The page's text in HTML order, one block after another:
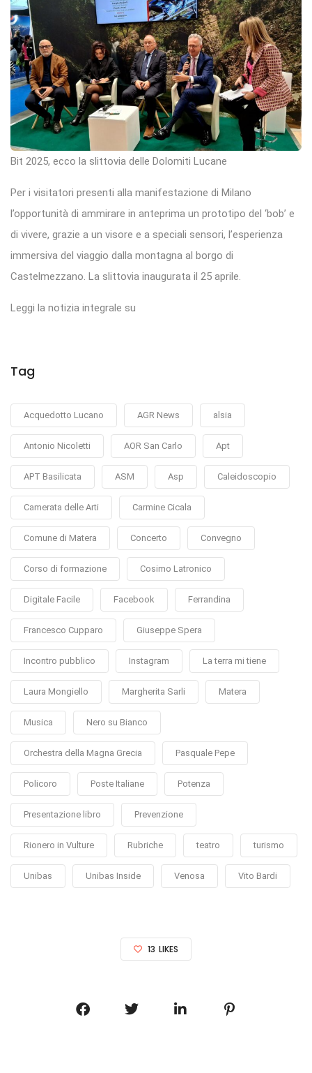
Bit 2025, ecco la slittovia delle Dolomiti Lucane
Per i visitatori presenti alla manifestazione di Milano
l’opportunità di ammirare in anteprima un prototipo del ‘bob’ e
di vivere, grazie a un visore e a speciali sensori, l’esperienza
immersiva del viaggio dalla montagna al borgo di
Castelmezzano. La slittovia inaugurata il 25 aprile.
Leggi la notizia integrale su
Tag
Acquedotto Lucano AGR News alsia
Antonio Nicoletti AOR San Carlo Apt
APT Basilicata ASM Asp Caleidoscopio
Camerata delle Arti Carmine Cicala
Comune di Matera Concerto Convegno
Corso di formazione Cosimo Latronico
Digitale Facile Facebook Ferrandina
Francesco Cupparo Giuseppe Spera
Incontro pubblico Instagram La terra mi tiene
Laura Mongiello Margherita Sarli Matera
Musica Nero su Bianco
Orchestra della Magna Grecia Pasquale Pepe
Policoro Poste Italiane Potenza
Presentazione libro Prevenzione
Rionero in Vulture Rubriche teatro turismo
Unibas Unibas Inside Venosa Vito Bardi
13 LIKES